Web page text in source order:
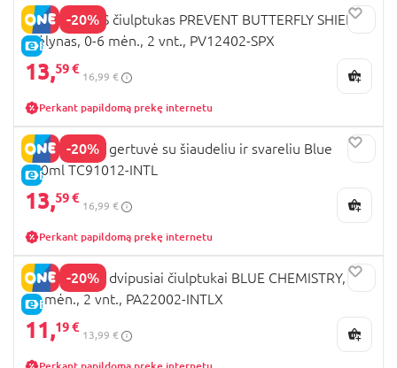
-20%
E-KAINA
DR. BROWNS čiulptukas PREVENT BUTTERFLY SHIELD,
mėlynas, 0-6 mėn., 2 vnt., PV12402-SPX
13,59 €
16,99 €
Perkant papildomą prekę internetu
-20%
E-KAINA
DR.BROWNS gertuvė su šiaudeliu ir svareliu Blue
270ml TC91012-INTL
13,59 €
16,99 €
Perkant papildomą prekę internetu
-20%
E-KAINA
DR.BROWNS dvipusiai čiulptukai BLUE CHEMISTRY, 6-
18 mėn., 2 vnt., PA22002-INTLX
11,19 €
13,99 €